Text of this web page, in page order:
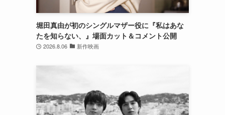
堀田真由が初のシングルマザー役に『私はあな
たを知らない、』場面カット＆コメント公開
2026.8.06 新作映画